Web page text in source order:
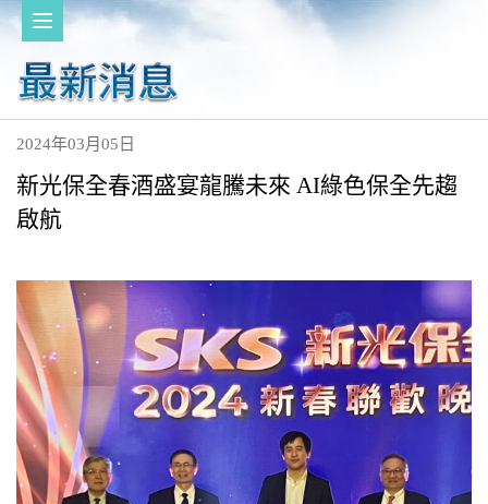
2024年03月05日
新光保全春酒盛宴龍騰未來 AI綠色保全先趨
啟航